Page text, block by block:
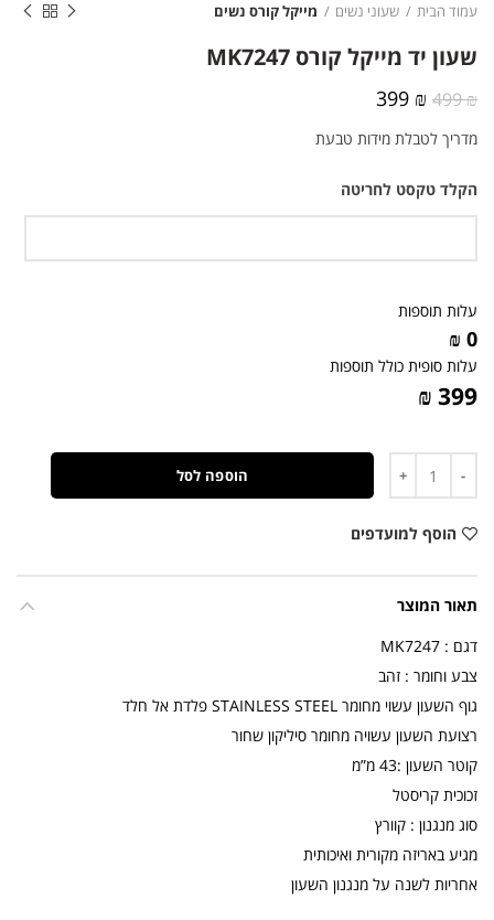
עמוד הבית שעוני נשים מייקל קורס נשים
שעון יד מייקל קורס MK7247
499₪
המחיר
היה:
399 ₪
המחיר
הוא:
מדריך לטבלת מידות טבעת
הקלד טקסט לחריטה
עלות תוספות
0 ₪
עלות סופית כולל תוספות
399 ₪
הוספה לסל
הוסף למועדפים
תאור המוצר
דגם : MK7247
צבע וחומר : זהב
גוף השעון עשוי מחומר STAINLESS STEEL פלדת אל חלד
רצועת השעון עשויה מחומר סיליקון שחור
קוטר השעון :43 מ”מ
זכוכית קריסטל
סוג מנגנון : קוורץ
מגיע באריזה מקורית ואיכותית
אחריות לשנה על מנגנון השעון